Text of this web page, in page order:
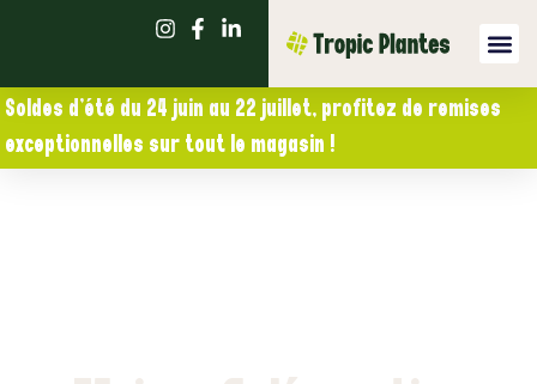
Soldes d’été du 24 juin au 22 juillet, profitez de remises
exceptionnelles sur tout le magasin !